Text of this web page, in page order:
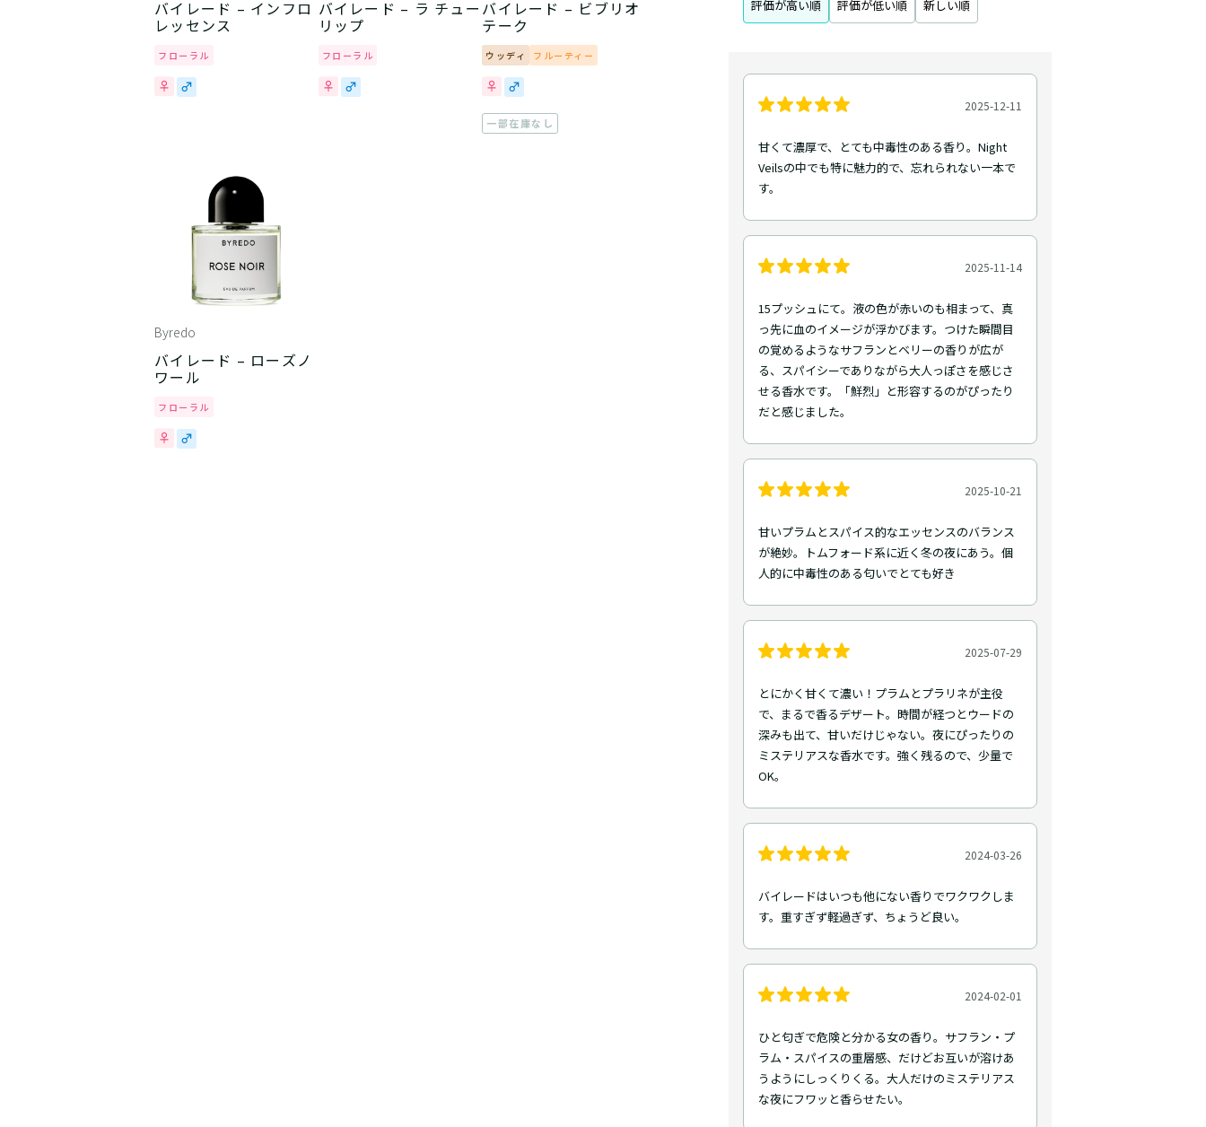
評価が高い順 評価が低い順 新しい順
2025-12-11
甘くて濃厚で、とても中毒性のある香り。Night
Veilsの中でも特に魅力的で、忘れられない一本で
す。
2025-11-14
15プッシュにて。液の色が赤いのも相まって、真
っ先に血のイメージが浮かびます。つけた瞬間目
の覚めるようなサフランとベリーの香りが広が
る、スパイシーでありながら大人っぽさを感じさ
せる香水です。「鮮烈」と形容するのがぴったり
だと感じました。
2025-10-21
甘いプラムとスパイス的なエッセンスのバランス
が絶妙。トムフォード系に近く冬の夜にあう。個
人的に中毒性のある匂いでとても好き
2025-07-29
とにかく甘くて濃い！プラムとプラリネが主役
で、まるで香るデザート。時間が経つとウードの
深みも出て、甘いだけじゃない。夜にぴったりの
ミステリアスな香水です。強く残るので、少量で
OK。
2024-03-26
バイレードはいつも他にない香りでワクワクしま
す。重すぎず軽過ぎず、ちょうど良い。
2024-02-01
ひと匂ぎで危険と分かる女の香り。サフラン・プ
ラム・スパイスの重層感、だけどお互いが溶けあ
うようにしっくりくる。大人だけのミステリアス
な夜にフワッと香らせたい。
バイレード – インフロ
レッセンス
フローラル
バイレード – ラ チュー
リップ
フローラル
バイレード – ビブリオ
テーク
ウッディ フルーティー
一部在庫なし
Byredo
バイレード – ローズノ
ワール
フローラル